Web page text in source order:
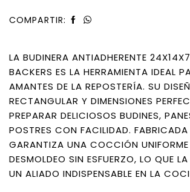
COMPARTIR:
LA BUDINERA ANTIADHERENTE
BACKERS ES LA HERRAMIENTA IDEAL
AMANTES DE LA REPOSTERÍA. SU
RECTANGULAR Y DIMENSIONES
PREPARAR DELICIOSOS BUDINES,
POSTRES CON FACILIDAD. FABRICADA
GARANTIZA UNA COCCIÓN
DESMOLDEO SIN ESFUERZO, LO QUE
UN ALIADO INDISPENSABLE EN LA